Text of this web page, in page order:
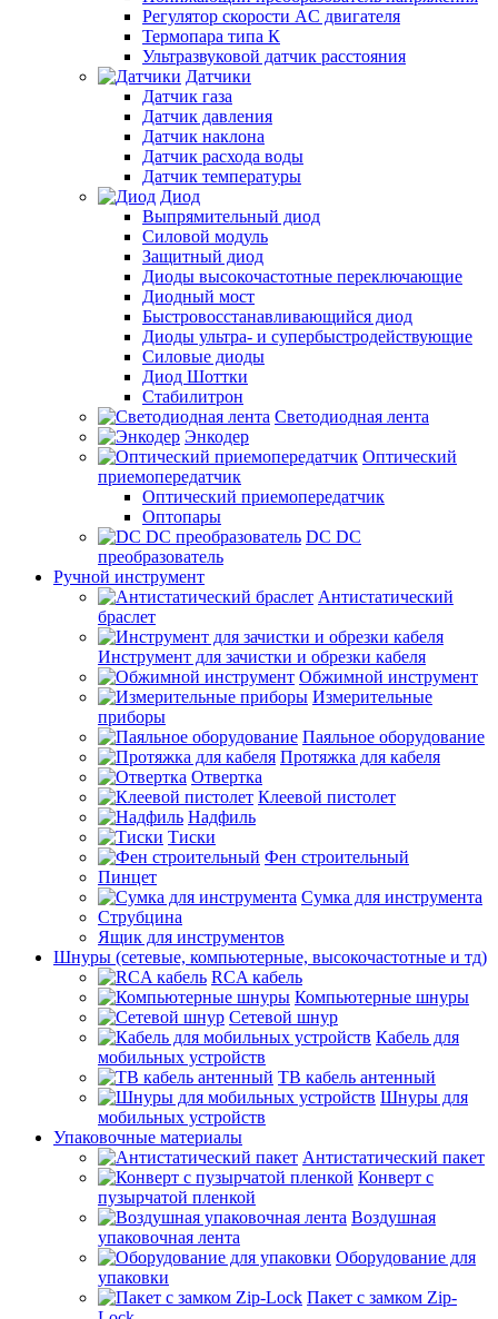
Регулятор скорости AC двигателя
Термопара типа К
Ультразвуковой датчик расстояния
Датчики
Датчик газа
Датчик давления
Датчик наклона
Датчик расхода воды
Датчик температуры
Диод
Выпрямительный диод
Силовой модуль
Защитный диод
Диоды высокочастотные переключающие
Диодный мост
Быстровосстанавливающийся диод
Диоды ультра- и супербыстродействующие
Силовые диоды
Диод Шоттки
Стабилитрон
Светодиодная лента
Энкодер
Оптический
приемопередатчик
Оптический приемопередатчик
Оптопары
DC DC
преобразователь
Ручной инструмент
Антистатический
браслет
Инструмент для зачистки и обрезки кабеля
Обжимной инструмент
Измерительные
приборы
Паяльное оборудование
Протяжка для кабеля
Отвертка
Клеевой пистолет
Надфиль
Тиски
Фен строительный
Пинцет
Сумка для инструмента
Струбцина
Ящик для инструментов
Шнуры (сетевые, компьютерные, высокочастотные и тд)
RCA кабель
Компьютерные шнуры
Сетевой шнур
Кабель для
мобильных устройств
ТВ кабель антенный
Шнуры для
мобильных устройств
Упаковочные материалы
Антистатический пакет
Конверт с
пузырчатой пленкой
Воздушная
упаковочная лента
Оборудование для
упаковки
Пакет с замком Zip-